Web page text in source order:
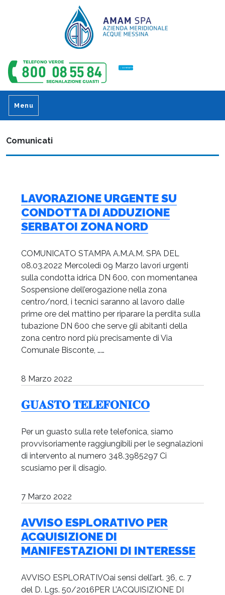
CONTATTI
Menu
Comunicati
LAVORAZIONE URGENTE SU
CONDOTTA DI ADDUZIONE
SERBATOI ZONA NORD
COMUNICATO STAMPA A.M.A.M. SPA DEL
08.03.2022 Mercoledì 09 Marzo lavori urgenti
sulla condotta idrica DN 600, con momentanea
Sospensione dell’erogazione nella zona
centro/nord, i tecnici saranno al lavoro dalle
prime ore del mattino per riparare la perdita sulla
tubazione DN 600 che serve gli abitanti della
zona centro nord più precisamente di Via
Comunale Bisconte, ……
8 Marzo 2022
𝐆𝐔𝐀𝐒𝐓𝐎 𝐓𝐄𝐋𝐄𝐅𝐎𝐍𝐈𝐂𝐎
Per un guasto sulla rete telefonica, siamo
provvisoriamente raggiungibili per le segnalazioni
di intervento al numero 348.3985297 Ci
scusiamo per il disagio.
7 Marzo 2022
AVVISO ESPLORATIVO PER
ACQUISIZIONE DI
MANIFESTAZIONI DI INTERESSE
AVVISO ESPLORATIVOai sensi dell’art. 36, c. 7
del D. Lgs. 50/2016PER L’ACQUISIZIONE DI